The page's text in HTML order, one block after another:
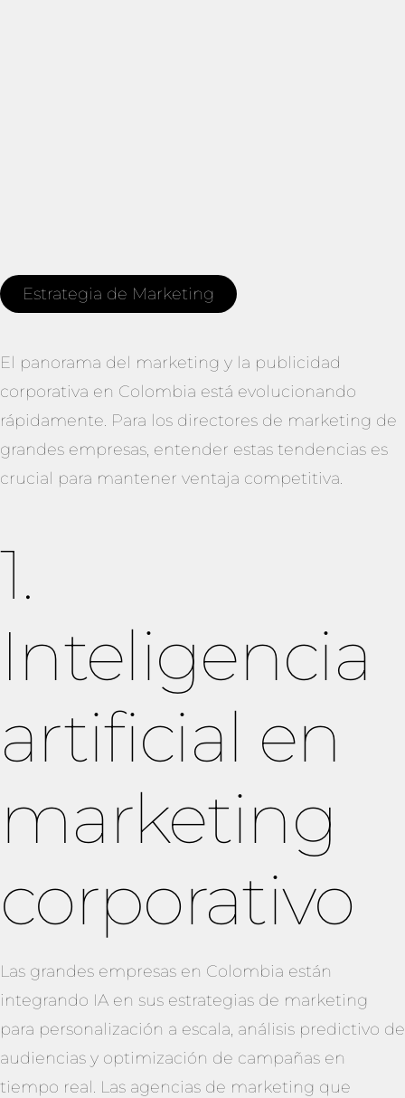
Estrategia de Marketing
El panorama del marketing y la publicidad
corporativa en Colombia está evolucionando
rápidamente. Para los directores de marketing de
grandes empresas, entender estas tendencias es
crucial para mantener ventaja competitiva.
1.
Inteligencia
artificial en
marketing
corporativo
Las grandes empresas en Colombia están
integrando IA en sus estrategias de marketing
para personalización a escala, análisis predictivo de
audiencias y optimización de campañas en
tiempo real. Las agencias de marketing que